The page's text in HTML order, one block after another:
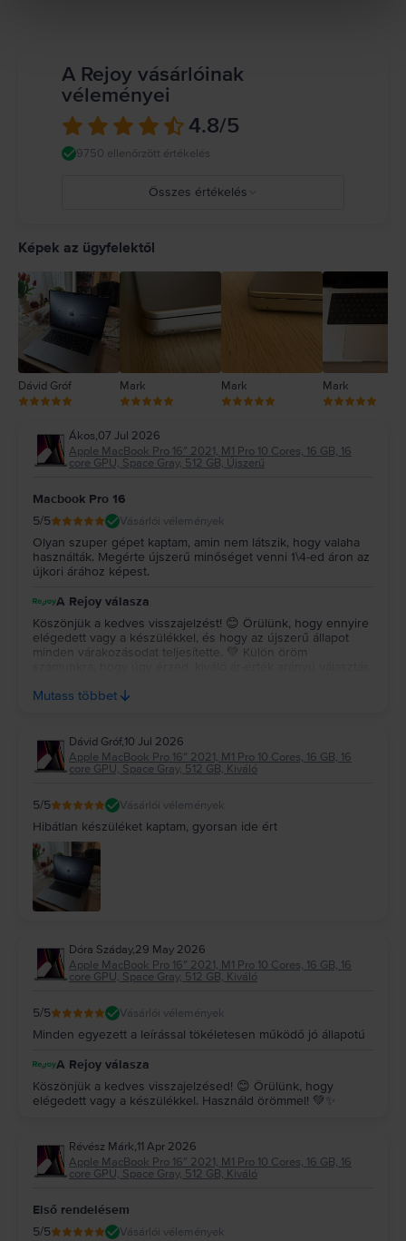
tartalmaz, amik zavarhatják az orvosi eszközöket. Ha orvosi eszközt
használsz, kérj információt az eszköz gyártójától. Részletes információ:
https://support.apple.com/en-ca/guide/macbook-air/apd9b8f7aa11/mac
A Rejoy vásárlóinak
véleményei
4.8/5
9750 ellenőrzött értékelés
Összes értékelés
Képek az ügyfelektől
Dávid Gróf Mark Mark Mark
Ákos,07 Jul 2026
Apple MacBook Pro 16″ 2021, M1 Pro 10 Cores, 16 GB, 16
core GPU, Space Gray, 512 GB, Újszerű
Macbook Pro 16
5/5 Vásárlói vélemények
Olyan szuper gépet kaptam, amin nem látszik, hogy valaha
használták. Megérte újszerű minőséget venni 1\4-ed áron az
újkori árához képest.
A Rejoy válasza
Köszönjük a kedves visszajelzést! 😊 Örülünk, hogy ennyire
elégedett vagy a készülékkel, és hogy az újszerű állapot
minden várakozásodat teljesítette. 💚 Külön öröm
jövőben is! ✨
Mutass többet
Dávid Gróf,10 Jul 2026
Apple MacBook Pro 16″ 2021, M1 Pro 10 Cores, 16 GB, 16
core GPU, Space Gray, 512 GB, Kiváló
5/5 Vásárlói vélemények
Hibátlan készüléket kaptam, gyorsan ide ért
Dóra Száday,29 May 2026
Apple MacBook Pro 16″ 2021, M1 Pro 10 Cores, 16 GB, 16
core GPU, Space Gray, 512 GB, Kiváló
5/5 Vásárlói vélemények
Minden egyezett a leírással tökéletesen működő jó állapotú
A Rejoy válasza
Köszönjük a kedves visszajelzésed! 😊 Örülünk, hogy
elégedett vagy a készülékkel. Használd örömmel! 💚✨
Révész Márk,11 Apr 2026
Apple MacBook Pro 16″ 2021, M1 Pro 10 Cores, 16 GB, 16
core GPU, Space Gray, 512 GB, Kiváló
Első rendelésem
5/5 Vásárlói vélemények